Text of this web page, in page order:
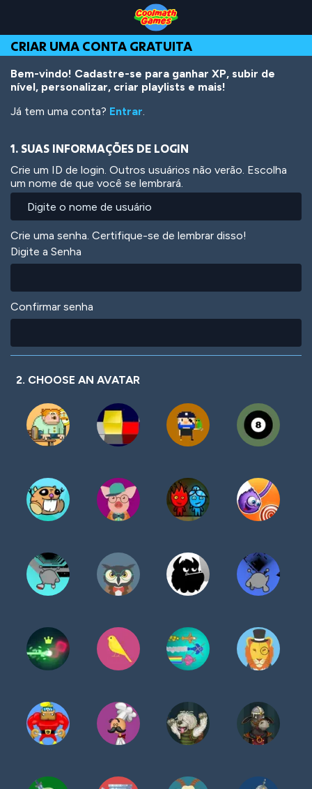
Top
of
Page
Navigation
Main
Content
Footer
o
conteúdo
principal
CRIAR UMA CONTA GRATUITA
Bem-vindo! Cadastre-se para ganhar XP, subir de
nível, personalizar, criar playlists e mais!
Já tem uma conta? Entrar.
1. SUAS INFORMAÇÕES DE LOGIN
Crie um ID de login. Outros usuários não verão. Escolha
um nome de que você se lembrará.
Crie uma senha. Certifique-se de lembrar disso!
Digite a Senha
Confirmar senha
2. CHOOSE AN AVATAR